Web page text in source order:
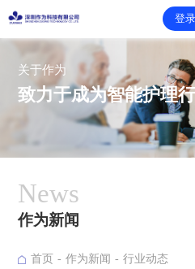
登
关于作为
致力于成为智能护理
News
作为新闻
首页 作为新闻 行业动态